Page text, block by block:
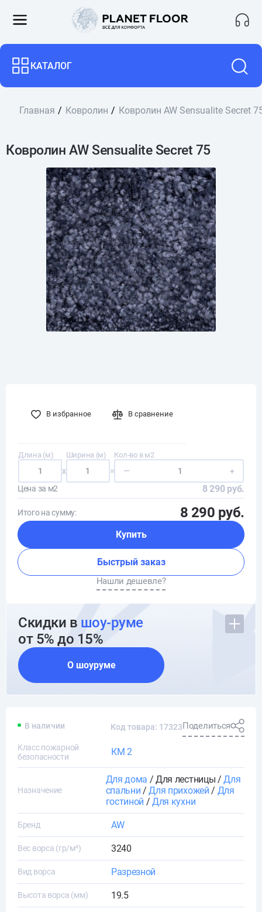
КАТАЛОГ
Главная Ковролин Ковролин AW Sensualite Secret
Ковролин AW Sensualite Secret 75
В избранное В сравнение
Длина (м)
x
Ширина (м)
=
Кол-во в м2
—
+
Цена за м2
8 290 руб.
Итого на сумму: 8 290 руб.
Купить
Быстрый заказ
Нашли дешевле?
Скидки в шоу-руме
от 5% до 15%
О шоуруме
В наличии Код товара: 17323Поделиться
Класс пожарной
безопасности
КМ 2
Назначение
Для дома / Для лестницы /Для
спальни /Для прихожей / Для
гостиной /Для кухни
Бренд AW
Вес ворса (гр/м²) 3240
Вид ворса Разрезной
Высота ворса (мм) 19.5